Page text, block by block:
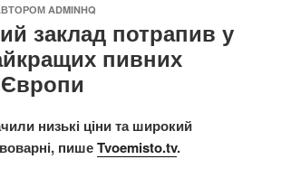
ADMINHQ
заклад потрапив у
пивних
Європи
низькі ціни та широкий
пишеTvoemisto.tv.